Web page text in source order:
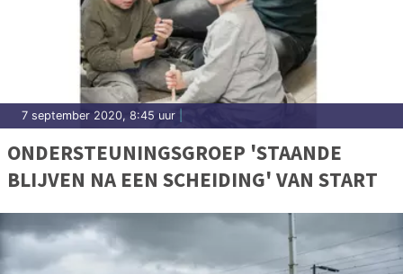
7 september 2020, 8:45 uur
ONDERSTEUNINGSGROEP 'STAANDE
BLIJVEN NA EEN SCHEIDING' VAN START